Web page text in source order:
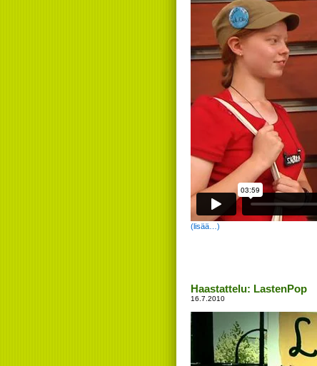
(lisää…)
Haastattelu: LastenPop
16.7.2010